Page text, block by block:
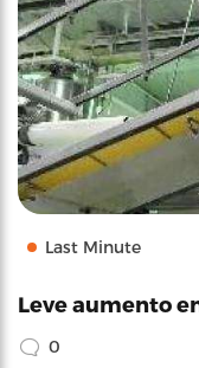
Last Minute
Leve aumento
0